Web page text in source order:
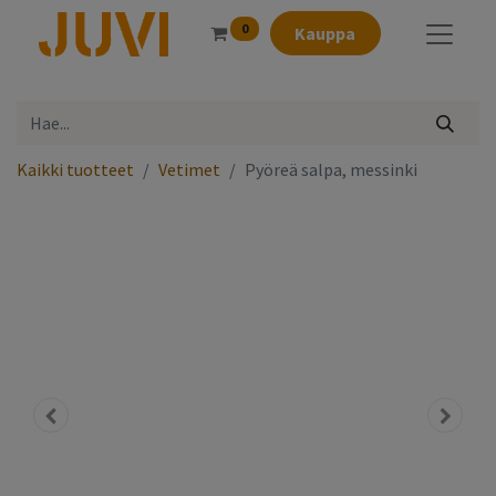
0 Kauppa
Kaikki tuotteet Vetimet Pyöreä salpa, messinki